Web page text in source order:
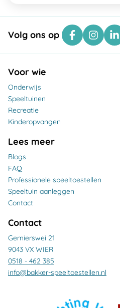
Volg ons op
Voor wie
Onderwijs
Speeltuinen
Recreatie
Kinderopvangen
Lees meer
Blogs
FAQ
Professionele speeltoestellen
Speeltuin aanleggen
Contact
Contact
Gernierswei 21
9043 VX WIER
0518 - 462 385
info@bakker-speeltoestellen.nl